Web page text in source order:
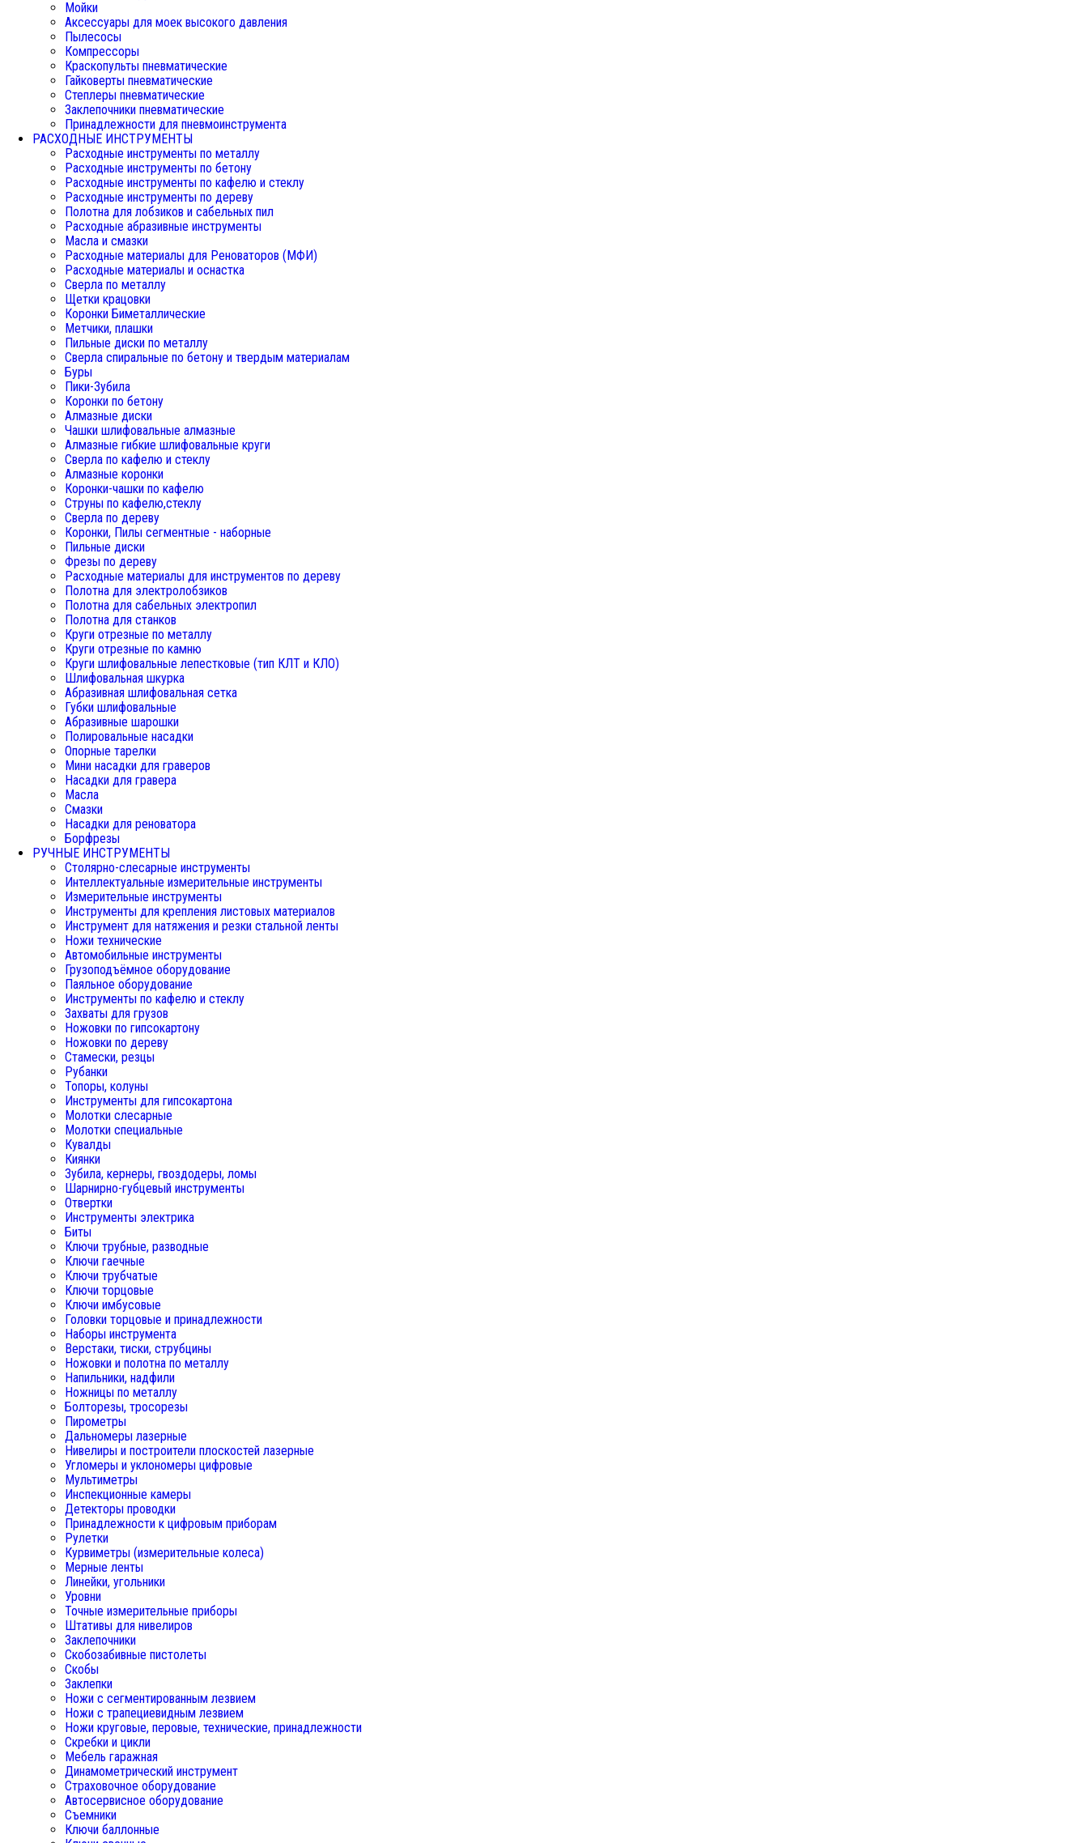
Мойки
Аксессуары для моек высокого давления
Пылесосы
Компрессоры
Краскопульты пневматические
Гайковерты пневматические
Степлеры пневматические
Заклепочники пневматические
Принадлежности для пневмоинструмента
РАСХОДНЫЕ ИНСТРУМЕНТЫ
Расходные инструменты по металлу
Расходные инструменты по бетону
Расходные инструменты по кафелю и стеклу
Расходные инструменты по дереву
Полотна для лобзиков и сабельных пил
Расходные абразивные инструменты
Масла и смазки
Расходные материалы для Реноваторов (МФИ)
Расходные материалы и оснастка
Сверла по металлу
Щетки крацовки
Коронки Биметаллические
Метчики, плашки
Пильные диски по металлу
Сверла спиральные по бетону и твердым материалам
Буры
Пики-Зубила
Коронки по бетону
Алмазные диски
Чашки шлифовальные алмазные
Алмазные гибкие шлифовальные круги
Сверла по кафелю и стеклу
Алмазные коронки
Коронки-чашки по кафелю
Струны по кафелю,стеклу
Сверла по дереву
Коронки, Пилы сегментные - наборные
Пильные диски
Фрезы по дереву
Расходные материалы для инструментов по дереву
Полотна для электролобзиков
Полотна для сабельных электропил
Полотна для станков
Круги отрезные по металлу
Круги отрезные по камню
Круги шлифовальные лепестковые (тип КЛТ и КЛО)
Шлифовальная шкурка
Абразивная шлифовальная сетка
Губки шлифовальные
Абразивные шарошки
Полировальные насадки
Опорные тарелки
Мини насадки для граверов
Насадки для гравера
Масла
Смазки
Насадки для реноватора
Борфрезы
РУЧНЫЕ ИНСТРУМЕНТЫ
Столярно-слесарные инструменты
Интеллектуальные измерительные инструменты
Измерительные инструменты
Инструменты для крепления листовых материалов
Инструмент для натяжения и резки стальной ленты
Ножи технические
Автомобильные инструменты
Грузоподъёмное оборудование
Паяльное оборудование
Инструменты по кафелю и стеклу
Захваты для грузов
Ножовки по гипсокартону
Ножовки по дереву
Стамески, резцы
Рубанки
Топоры, колуны
Инструменты для гипсокартона
Молотки слесарные
Молотки специальные
Кувалды
Киянки
Зубила, кернеры, гвоздодеры, ломы
Шарнирно-губцевый инструменты
Отвертки
Инструменты электрика
Биты
Ключи трубные, разводные
Ключи гаечные
Ключи трубчатые
Ключи торцовые
Ключи имбусовые
Головки торцовые и принадлежности
Наборы инструмента
Верстаки, тиски, струбцины
Ножовки и полотна по металлу
Напильники, надфили
Ножницы по металлу
Болторезы, тросорезы
Пирометры
Дальномеры лазерные
Нивелиры и построители плоскостей лазерные
Угломеры и уклономеры цифровые
Мультиметры
Инспекционные камеры
Детекторы проводки
Принадлежности к цифровым приборам
Рулетки
Курвиметры (измерительные колеса)
Мерные ленты
Линейки, угольники
Уровни
Точные измерительные приборы
Штативы для нивелиров
Заклепочники
Скобозабивные пистолеты
Скобы
Заклепки
Ножи с сегментированным лезвием
Ножи с трапециевидным лезвием
Ножи круговые, перовые, технические, принадлежности
Скребки и цикли
Мебель гаражная
Динамометрический инструмент
Страховочное оборудование
Автосервисное оборудование
Съемники
Ключи баллонные